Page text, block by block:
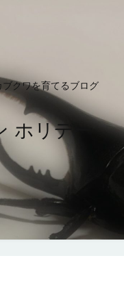
クワを育てるブログ
ホリデー